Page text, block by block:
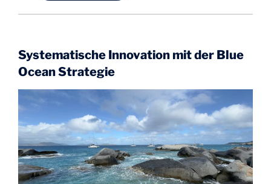
Systematische Innovation mit der Blue
Ocean Strategie